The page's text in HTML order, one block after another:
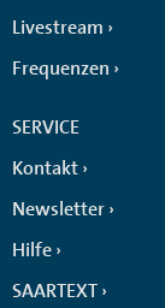
Livestream
Frequenzen
SERVICE
Kontakt
Newsletter
Hilfe
SAARTEXT